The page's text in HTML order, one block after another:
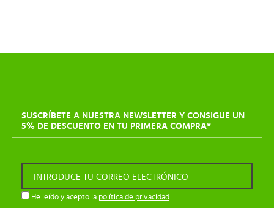
SUSCRÍBETE A NUESTRA NEWSLETTER Y CONSIGUE UN
5% DE DESCUENTO EN TU PRIMERA COMPRA*
INTRODUCE TU CORREO ELECTRÓNICO
He leído y acepto la política de privacidad